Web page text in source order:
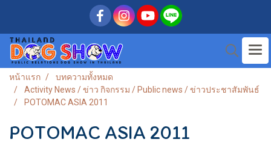
หน้าแรก
บทความทั้งหมด
Activity News / ข่าว กิจกรรม / Public news / ข่าวประชาสัมพันธ์
POTOMAC ASIA 2011
POTOMAC ASIA 2011